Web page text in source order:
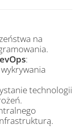
na
:
technologii